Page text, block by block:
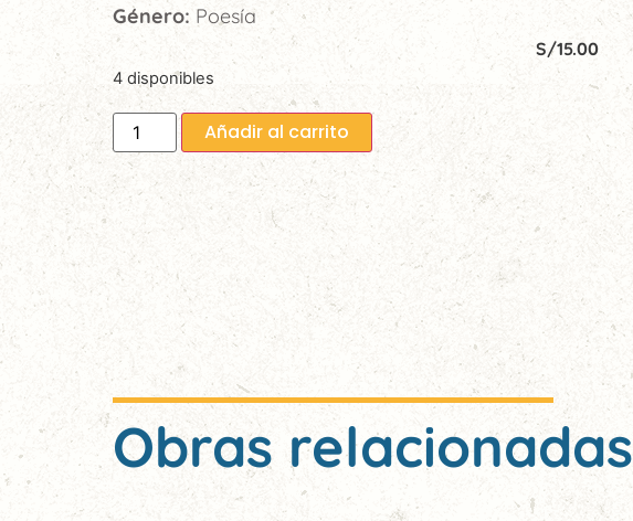
Género: Poesía
S/15.00
4 disponibles
Añadir al carrito
Obras relacionadas